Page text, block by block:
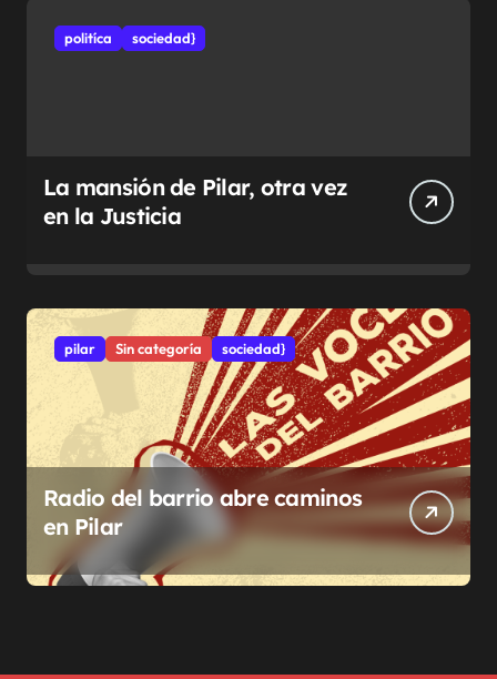
politíca sociedad}
La mansión de Pilar, otra vez
en la Justicia
pilar Sin categoría sociedad}
Radio del barrio abre caminos
en Pilar